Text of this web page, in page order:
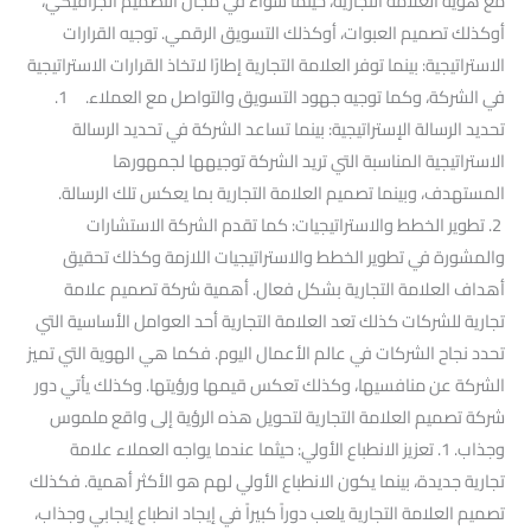
أوكذلك تصميم العبوات، أوكذلك التسويق الرقمي. توجيه القرارات
الاستراتيجية: بينما توفر العلامة التجارية إطارًا لاتخاذ القرارات الاستراتيجية
في الشركة، وكما توجيه جهود التسويق والتواصل مع العملاء. 1.
تحديد الرسالة الإستراتيجية: بينما تساعد الشركة في تحديد الرسالة
الاستراتيجية المناسبة التي تريد الشركة توجيهها لجمهورها
المستهدف، وبينما تصميم العلامة التجارية بما يعكس تلك الرسالة.
2. تطوير الخطط والاستراتيجيات: كما تقدم الشركة الاستشارات
والمشورة في تطوير الخطط والاستراتيجيات اللازمة وكذلك تحقيق
أهداف العلامة التجارية بشكل فعال. أهمية شركة تصميم علامة
تجارية للشركات كذلك تعد العلامة التجارية أحد العوامل الأساسية التي
تحدد نجاح الشركات في عالم الأعمال اليوم. فكما هي الهوية التي تميز
الشركة عن منافسيها، وكذلك تعكس قيمها ورؤيتها. وكذلك يأتي دور
شركة تصميم العلامة التجارية لتحويل هذه الرؤية إلى واقع ملموس
وجذاب. 1. تعزيز الانطباع الأولي: حيثما عندما يواجه العملاء علامة
تجارية جديدة، بينما يكون الانطباع الأولي لهم هو الأكثر أهمية. فكذلك
تصميم العلامة التجارية يلعب دوراً كبيراً في إيجاد انطباع إيجابي وجذاب،